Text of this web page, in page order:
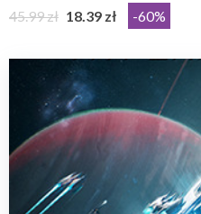
45.99 zł 18.39 zł -60%